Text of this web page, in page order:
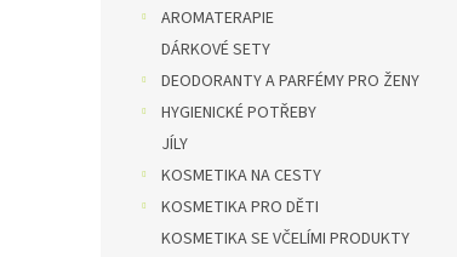
AROMATERAPIE
DÁRKOVÉ SETY
DEODORANTY A PARFÉMY PRO ŽENY
HYGIENICKÉ POTŘEBY
JÍLY
KOSMETIKA NA CESTY
KOSMETIKA PRO DĚTI
KOSMETIKA SE VČELÍMI PRODUKTY